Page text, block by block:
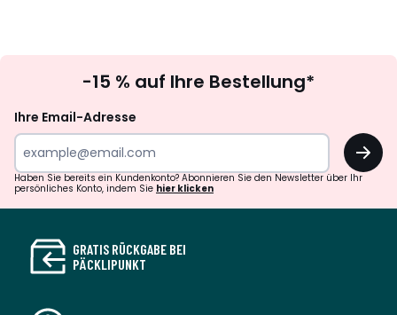
abonnieren
-15 % auf Ihre Bestellung*
Ihre Email-Adresse
OK
Haben Sie bereits ein Kundenkonto? Abonnieren Sie den Newsletter über Ihr
persönliches Konto, indem Sie hier klicken
GRATIS RÜCKGABE BEI
PÄCKLIPUNKT